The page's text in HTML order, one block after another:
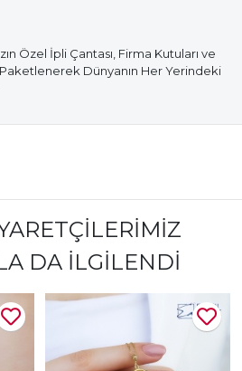
Özel İpli Çantası, Firma Kutuları ve
Dünyanın Her Yerindeki
DA İLGILENDI